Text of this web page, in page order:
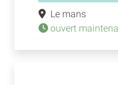
Le mans
ouvert